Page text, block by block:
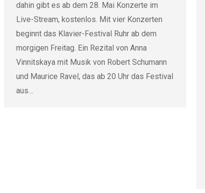
dahin gibt es ab dem 28. Mai Konzerte im
Live-Stream, kostenlos. Mit vier Konzerten
beginnt das Klavier-Festival Ruhr ab dem
morgigen Freitag. Ein Rezital von Anna
Vinnitskaya mit Musik von Robert Schumann
und Maurice Ravel, das ab 20 Uhr das Festival
aus…